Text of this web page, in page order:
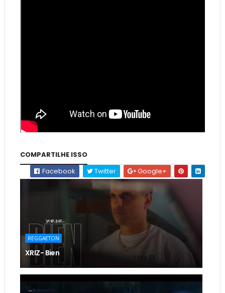
COMPARTILHE ISSO
Facebook
Twitter Google+
REGGAETON
XRIZ- Bien